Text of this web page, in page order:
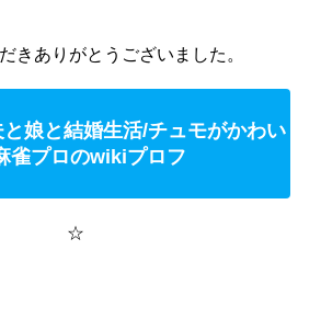
きありがとうございました。
と娘と結婚生活/チュモがかわい
雀プロのwikiプロフ
☆